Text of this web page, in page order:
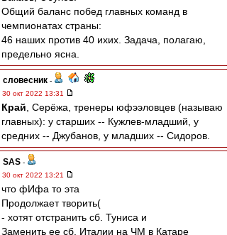
Общий баланс побед главных команд в
чемпионатах страны:
46 наших против 40 ихих. Задача, полагаю,
предельно ясна.
словесник -
30 окт 2022 13:31
Край , Серёжа, тренеры юфээловцев (называю
главных): у старших -- Кужлев-младший, у
средних -- Джубанов, у младших -- Сидоров.
SAS -
30 окт 2022 13:21
что фИфа то эта
Продолжает творить(
- хотят отстранить сб. Туниса и
Заменить ее сб. Италии на ЧМ в Катаре